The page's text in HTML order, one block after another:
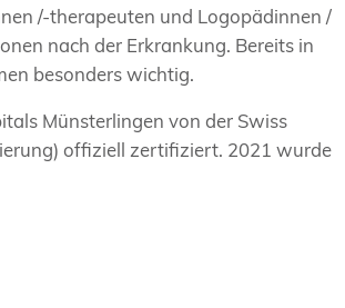
/-therapeuten und Logopädinnen /
nach der Erkrankung. Bereits in
besonders wichtig.
Münsterlingen von der Swiss
offiziell zertifiziert. 2021 wurde